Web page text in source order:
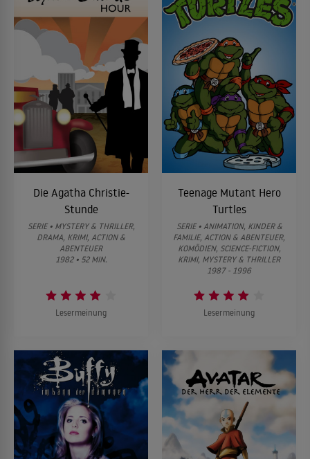
Die Agatha Christie-
Stunde
SERIE • MYSTERY & THRILLER,
DRAMA, KRIMI, ACTION &
ABENTEUER
1982 • 52 MIN.
Lesermeinung
Teenage Mutant Hero
Turtles
SERIE • ANIMATION, KINDER &
FAMILIE, ACTION & ABENTEUER,
KOMÖDIEN, SCIENCE-FICTION,
KRIMI, MYSTERY & THRILLER
1987 - 1996
Lesermeinung